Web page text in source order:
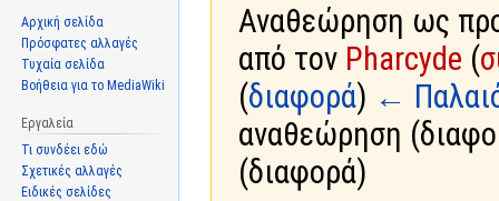
Αναθεώρηση ως
από τον Pharcyde (
(διαφορά) ←
αναθεώρηση
(διαφορά)
Αρχική σελίδα
Πρόσφατες αλλαγές
Τυχαία σελίδα
Βοήθεια για το MediaWiki
Εργαλεία
Τι συνδέει εδώ
Σχετικές αλλαγές
Ειδικές σελίδες